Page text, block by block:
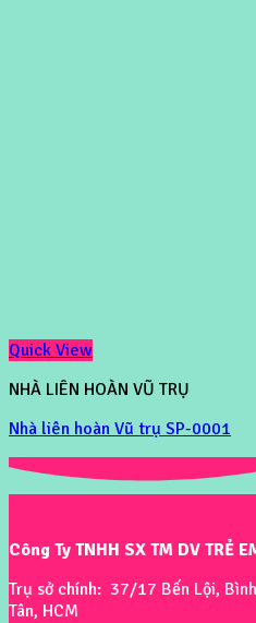
Quick View
NHÀ LIÊN HOÀN VŨ TRỤ
Nhà liên hoàn Vũ trụ SP-0001
Công Ty TNHH SX TM DV TRẺ
Trụ sở chính: 37/17 Bến Lội,
Tân, HCM